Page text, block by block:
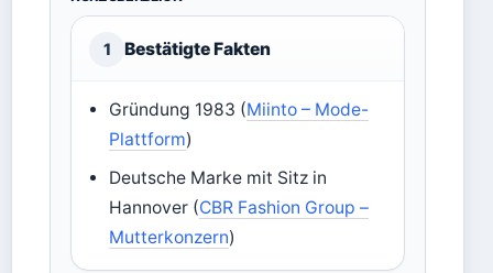
1 Bestätigte Fakten
Gründung 1983 (Miinto – Mode-
Plattform)
Deutsche Marke mit Sitz in
Hannover (CBR Fashion Group –
Mutterkonzern)